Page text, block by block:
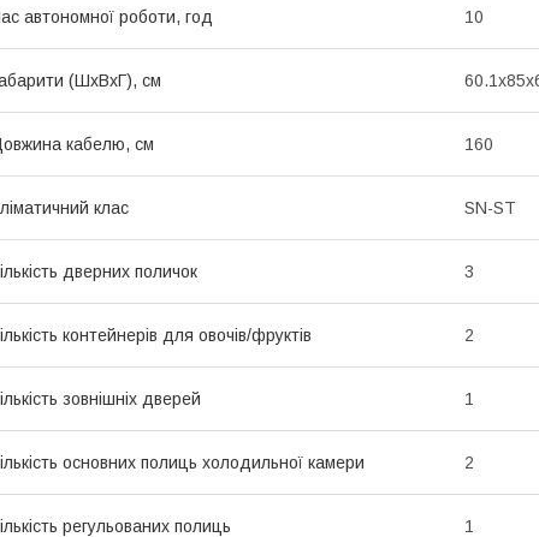
автономної роботи, год 10
(ШхВхГ), см
кабелю, см 160
клас SN-ST
дверних поличок 3
контейнерів для овочів/фруктів 2
зовнішніх дверей 1
основних полиць холодильної камери 2
регульованих полиць 1